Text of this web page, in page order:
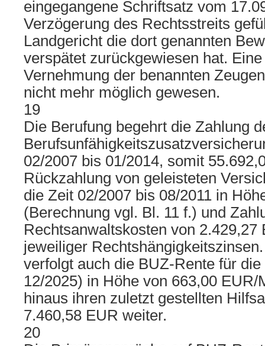
eingegangene Schriftsatz vom
Verzögerung des Rechtsstreits
Landgericht die dort genannten
verspätet zurückgewiesen hat.
Vernehmung der benannten
nicht mehr möglich gewesen.
19
Die Berufung begehrt die Zahlung
02/2007 bis 01/2014, somit
Rückzahlung von geleisteten
die Zeit 02/2007 bis 08/2011 in
(Berechnung vgl. Bl. 11 f.) und
Rechtsanwaltskosten von 2.429,27
jeweiliger
verfolgt auch die BUZ-Rente für
12/2025) in Höhe von 663,00 EUR/
hinaus ihren zuletzt gestellten
7.460,58 EUR weiter.
20